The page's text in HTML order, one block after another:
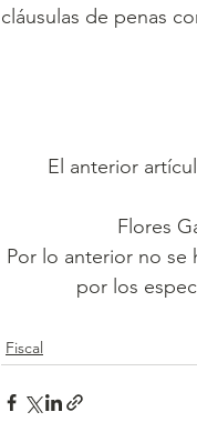
cláusulas de penas
El anterior
Flores
Por lo anterior no se
por los
Fiscal